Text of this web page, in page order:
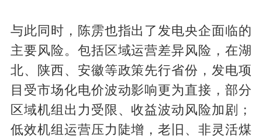
与此同时，陈雳也指出了发电央企面临的
主要风险。包括区域运营差异风险，在湖
北、陕西、安徽等政策先行省份，发电项
目受市场化电价波动影响更为直接，部分
区域机组出力受限、收益波动风险加剧；
低效机组运营压力陡增，老旧、非灵活煤